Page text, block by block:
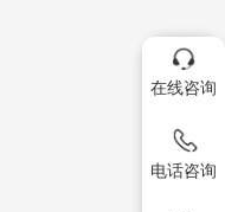
在线咨询
电话咨询